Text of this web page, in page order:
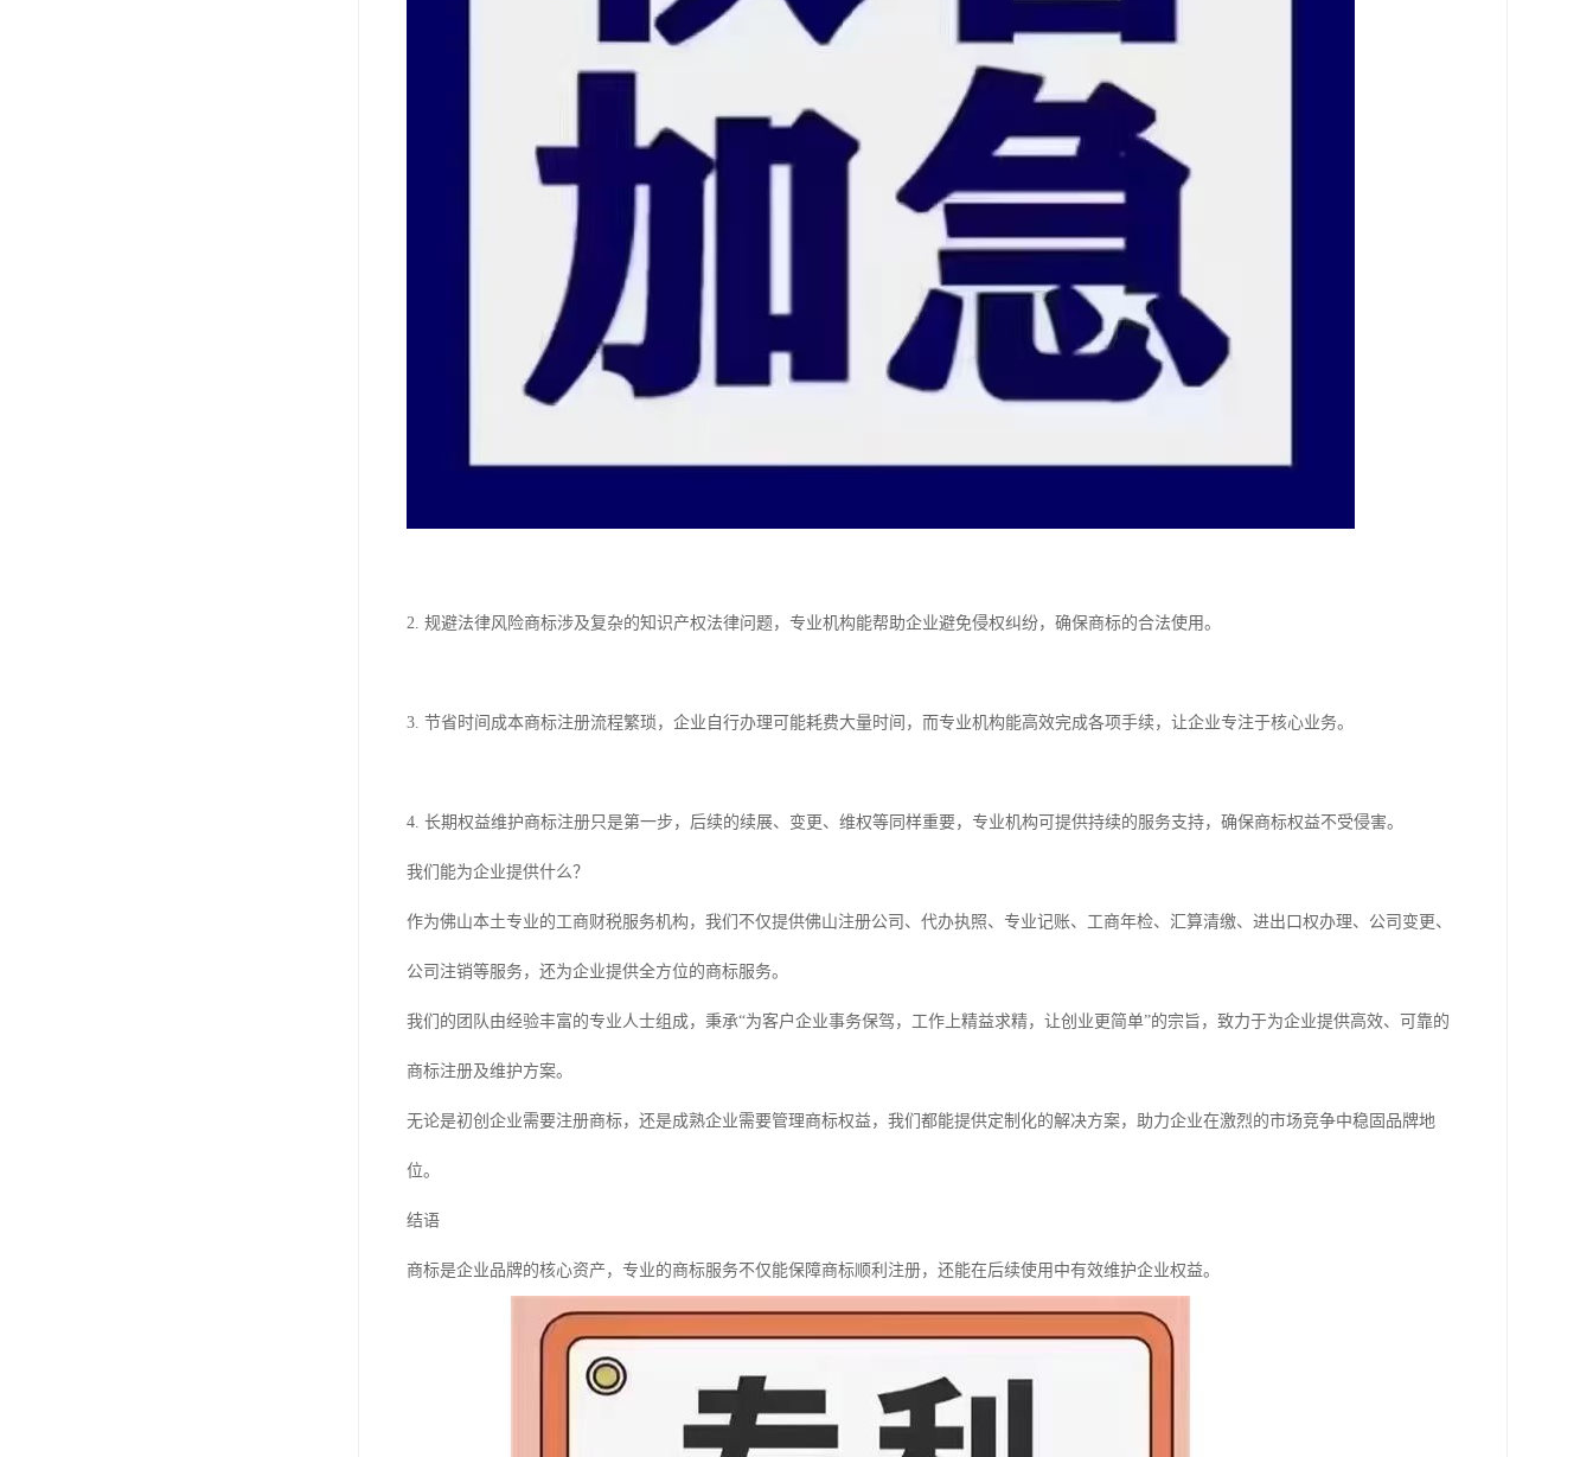
2. 规避法律风险商标涉及复杂的知识产权法律问题，专业机构能帮助企业避免侵权纠纷，确保商标的合法使用。
3. 节省时间成本商标注册流程繁琐，企业自行办理可能耗费大量时间，而专业机构能高效完成各项手续，让企业专注于核心业务。
4. 长期权益维护商标注册只是第一步，后续的续展、变更、维权等同样重要，专业机构可提供持续的服务支持，确保商标权益不受侵害。
我们能为企业提供什么？
作为佛山本土专业的工商财税服务机构，我们不仅提供佛山注册公司、代办执照、专业记账、工商年检、汇算清缴、进出口权办理、公司变更、
公司注销等服务，还为企业提供全方位的商标服务。
我们的团队由经验丰富的专业人士组成，秉承“为客户企业事务保驾，工作上精益求精，让创业更简单”的宗旨，致力于为企业提供高效、可靠的
商标注册及维护方案。
无论是初创企业需要注册商标，还是成熟企业需要管理商标权益，我们都能提供定制化的解决方案，助力企业在激烈的市场竞争中稳固品牌地
位。
结语
商标是企业品牌的核心资产，专业的商标服务不仅能保障商标顺利注册，还能在后续使用中有效维护企业权益。